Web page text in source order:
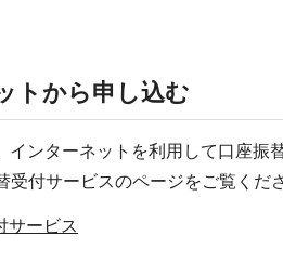
トから申し込む
インターネットを利用して口座振
受付サービスのページをご覧くだ
サービス